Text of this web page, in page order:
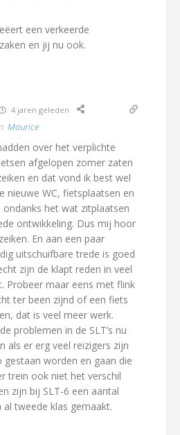
een verkeerde
en jij nu ook.
4 jaren geleden
Maurice
over het verplichte
afgelopen zomer zaten
en dat vond ik best wel
nieuwe WC, fietsplaatsen en
het wat zitplaatsen
ontwikkeling. Dus mij hoor
En aan een paar
uitschuifbare trede is goed
zijn de klapt reden in veel
Probeer maar eens met flink
ter been zijnd of een fiets
dat is veel meer werk.
problemen in de SLT’s nu
als er erg veel reizigers zijn
worden en gaan die
trein ook niet het verschil
zijn bij SLT-6 een aantal
al tweede klas gemaakt.